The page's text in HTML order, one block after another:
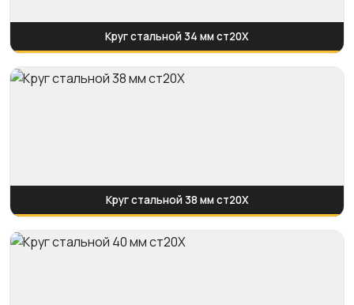
Круг стальной 34 мм ст20Х
Круг стальной 38 мм ст20Х